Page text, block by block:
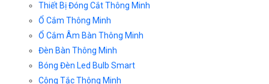
Thiết Bị Đóng Cắt Thông Minh
Ổ Cắm Thông Minh
Ổ Cắm Âm Bàn Thông Minh
Đèn Bàn Thông Minh
Bóng Đèn Led Bulb Smart
Công Tắc Thông Minh